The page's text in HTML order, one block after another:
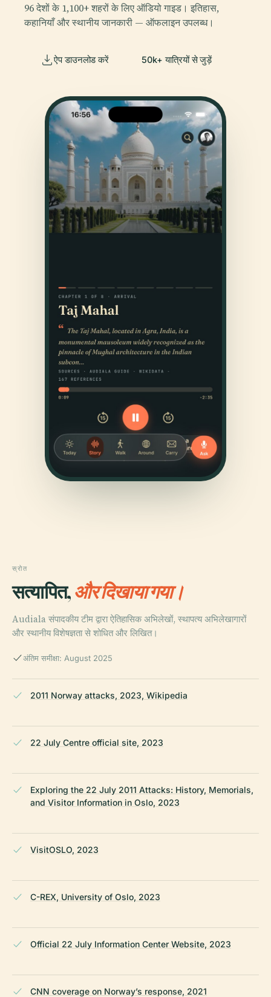
96 देशों के 1,100+ शहरों के लिए ऑडियो गाइड। इतिहास,
कहानियाँ और स्थानीय जानकारी — ऑफलाइन उपलब्ध।
ऐप डाउनलोड करें 50k+ यात्रियों से जुड़ें
स्रोत
सत्यापित,और दिखाया गया।
Audiala संपादकीय टीम द्वारा ऐतिहासिक अभिलेखों, स्थापत्य अभिलेखागारों
और स्थानीय विशेषज्ञता से शोधित और लिखित।
अंतिम समीक्षा: August 2025
2011 Norway attacks, 2023, Wikipedia
22 July Centre official site, 2023
Exploring the 22 July 2011 Attacks: History, Memorials,
and Visitor Information in Oslo, 2023
VisitOSLO, 2023
C-REX, University of Oslo, 2023
Official 22 July Information Center Website, 2023
CNN coverage on Norway’s response, 2021